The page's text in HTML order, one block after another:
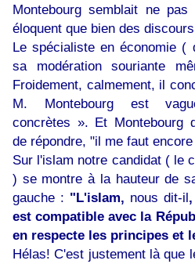
Montebourg semblait ne
éloquent que bien des
Le spécialiste en économie (
sa modération souriante
Froidement, calmement, il
M. Montebourg est
concrètes ». Et Montebourg
de répondre, "il me faut
Sur l'islam notre candidat ( le
) se montre à la hauteur de
gauche : "L'islam, nous dit-il
est compatible avec la
en respecte les principes et
Hélas! C'est justement là que